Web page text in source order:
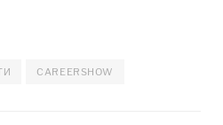
CAREERSHOW